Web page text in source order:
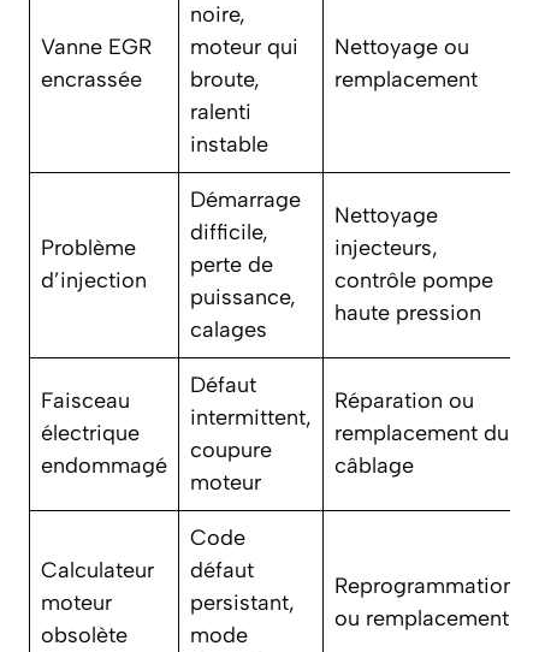
Vanne EGR
encrassée
noire,
moteur qui
broute,
ralenti
instable
Nettoyage ou
remplacement
Problème
d’injection
Démarrage
difficile,
perte de
puissance,
calages
Nettoyage
injecteurs,
contrôle pompe
haute pression
Faisceau
électrique
endommagé
Défaut
intermittent,
coupure
moteur
Réparation ou
remplacement du
câblage
Calculateur
moteur
obsolète
Code
défaut
persistant,
mode
Reprogrammation
ou remplacement